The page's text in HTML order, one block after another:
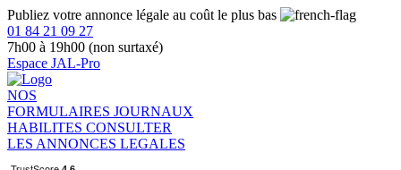
Publiez votre annonce légale au coût le plus bas
01 84 21 09 27
7h00 à 19h00 (non surtaxé)
Espace JAL-Pro
NOS
FORMULAIRES JOURNAUX
HABILITES CONSULTER
LES ANNONCES LEGALES